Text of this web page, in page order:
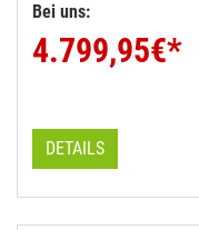
Bei uns:
4.799,95€*
DETAILS